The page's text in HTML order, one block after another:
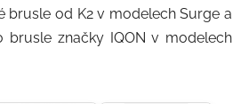
brusle od K2 v modelech Surge a
brusle značky IQON v modelech